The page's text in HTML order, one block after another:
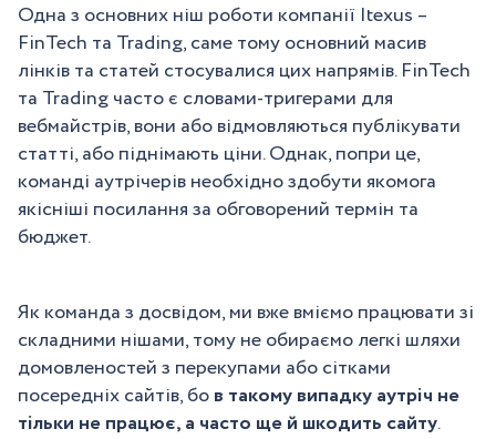
Одна з основних ніш роботи компанії Itexus –
FinTech та Trading, саме тому основний масив
лінків та статей стосувалися цих напрямів. FinTech
та Trading часто є словами-тригерами для
вебмайстрів, вони або відмовляються публікувати
статті, або піднімають ціни. Однак, попри це,
команді аутрічерів необхідно здобути якомога
якісніші посилання за обговорений термін та
бюджет.
Як команда з досвідом, ми вже вміємо працювати зі
складними нішами, тому не обираємо легкі шляхи
домовленостей з перекупами або сітками
посередніх сайтів, бов такому випадку аутріч не
тільки не працює, а часто ще й шкодить сайту.